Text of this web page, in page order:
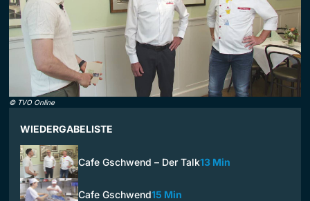
© TVO Online
WIEDERGABELISTE
Cafe Gschwend – Der Talk13 Min
Cafe Gschwend15 Min